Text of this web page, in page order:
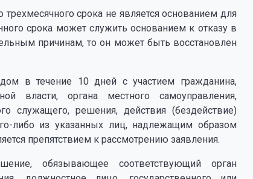
срока не является основанием для
срока может служить основанием к отказу в
причинам, то он может быть восстановлен
в течение 10 дней с участием гражданина,
власти, органа местного самоуправления,
служащего, решения, действия (бездействие)
либо из указанных лиц, надлежащим образом
препятствием к рассмотрению заявления.
обязывающее соответствующий орган